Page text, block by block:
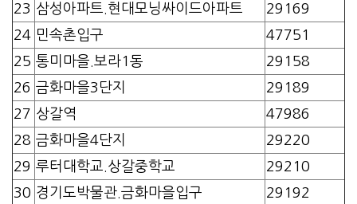
23 삼성아파트.현대모닝싸이드아파트
29169
24 민속촌입구
47751
25 통미마을.보라1동
29158
26 금화마을3단지
29189
27 상갈역
47986
28 금화마을4단지
29220
29 루터대학교.상갈중학교
29210
30 경기도박물관.금화마을입구 29192